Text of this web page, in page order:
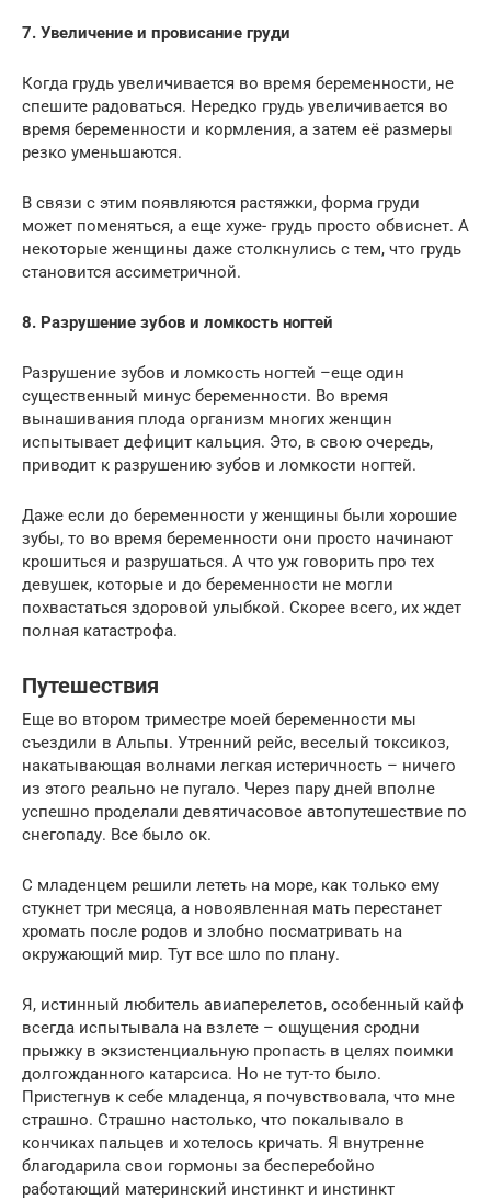
7. Увеличение и провисание груди
Когда грудь увеличивается во время беременности, не
спешите радоваться. Нередко грудь увеличивается во
время беременности и кормления, а затем её размеры
резко уменьшаются.
В связи с этим появляются растяжки, форма груди
может поменяться, а еще хуже- грудь просто обвиснет. А
некоторые женщины даже столкнулись с тем, что грудь
становится ассиметричной.
8. Разрушение зубов и ломкость ногтей
Разрушение зубов и ломкость ногтей –еще один
существенный минус беременности. Во время
вынашивания плода организм многих женщин
испытывает дефицит кальция. Это, в свою очередь,
приводит к разрушению зубов и ломкости ногтей.
Даже если до беременности у женщины были хорошие
зубы, то во время беременности они просто начинают
крошиться и разрушаться. А что уж говорить про тех
девушек, которые и до беременности не могли
похвастаться здоровой улыбкой. Скорее всего, их ждет
полная катастрофа.
Путешествия
Еще во втором триместре моей беременности мы
съездили в Альпы. Утренний рейс, веселый токсикоз,
накатывающая волнами легкая истеричность – ничего
из этого реально не пугало. Через пару дней вполне
успешно проделали девятичасовое автопутешествие по
снегопаду. Все было ок.
С младенцем решили лететь на море, как только ему
стукнет три месяца, а новоявленная мать перестанет
хромать после родов и злобно посматривать на
окружающий мир. Тут все шло по плану.
Я, истинный любитель авиаперелетов, особенный кайф
всегда испытывала на взлете – ощущения сродни
прыжку в экзистенциальную пропасть в целях поимки
долгожданного катарсиса. Но не тут-то было.
Пристегнув к себе младенца, я почувствовала, что мне
страшно. Страшно настолько, что покалывало в
кончиках пальцев и хотелось кричать. Я внутренне
благодарила свои гормоны за бесперебойно
работающий материнский инстинкт и инстинкт